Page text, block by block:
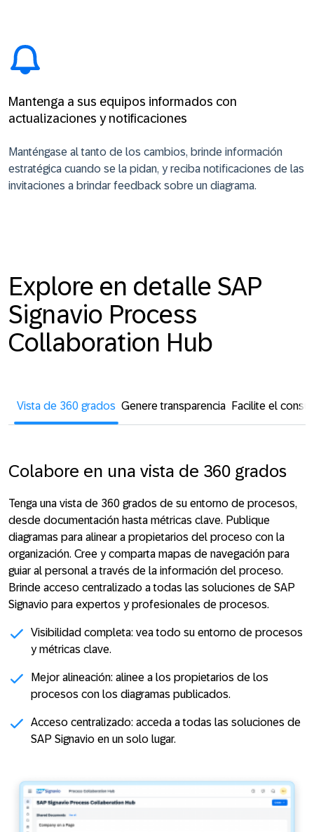
Mantenga a sus equipos informados con
actualizaciones y notificaciones
Manténgase al tanto de los cambios, brinde información
estratégica cuando se la pidan, y reciba notificaciones de las
invitaciones a brindar feedback sobre un diagrama.
Explore en detalle SAP
Signavio Process
Collaboration Hub
Vista de 360 grados Genere transparencia Facilite el
Colabore en una vista de 360 grados
Tenga una vista de 360 grados de su entorno de procesos,
desde documentación hasta métricas clave. Publique
diagramas para alinear a propietarios del proceso con la
organización. Cree y comparta mapas de navegación para
guiar al personal a través de la información del proceso.
Brinde acceso centralizado a todas las soluciones de SAP
Signavio para expertos y profesionales de procesos.
Visibilidad completa: vea todo su entorno de procesos
y métricas clave.
Mejor alineación: alinee a los propietarios de los
procesos con los diagramas publicados.
Acceso centralizado: acceda a todas las soluciones de
SAP Signavio en un solo lugar.